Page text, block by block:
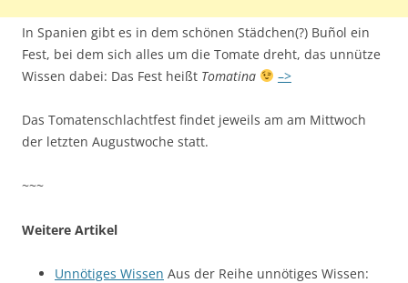
In Spanien gibt es in dem schönen Städchen(?) Buñol ein
Fest, bei dem sich alles um die Tomate dreht, das unnütze
Wissen dabei: Das Fest heißt Tomatina –>
Das Tomatenschlachtfest findet jeweils am am Mittwoch
der letzten Augustwoche statt.
~~~
Weitere Artikel
Unnötiges Wissen Aus der Reihe unnötiges Wissen: